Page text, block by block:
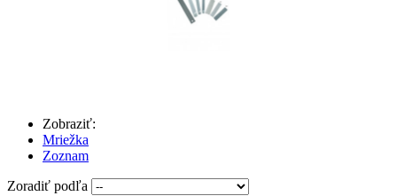
Zobraziť:
Mriežka
Zoznam
Zoradiť podľa